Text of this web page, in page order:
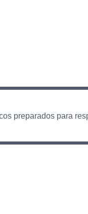
preparados para